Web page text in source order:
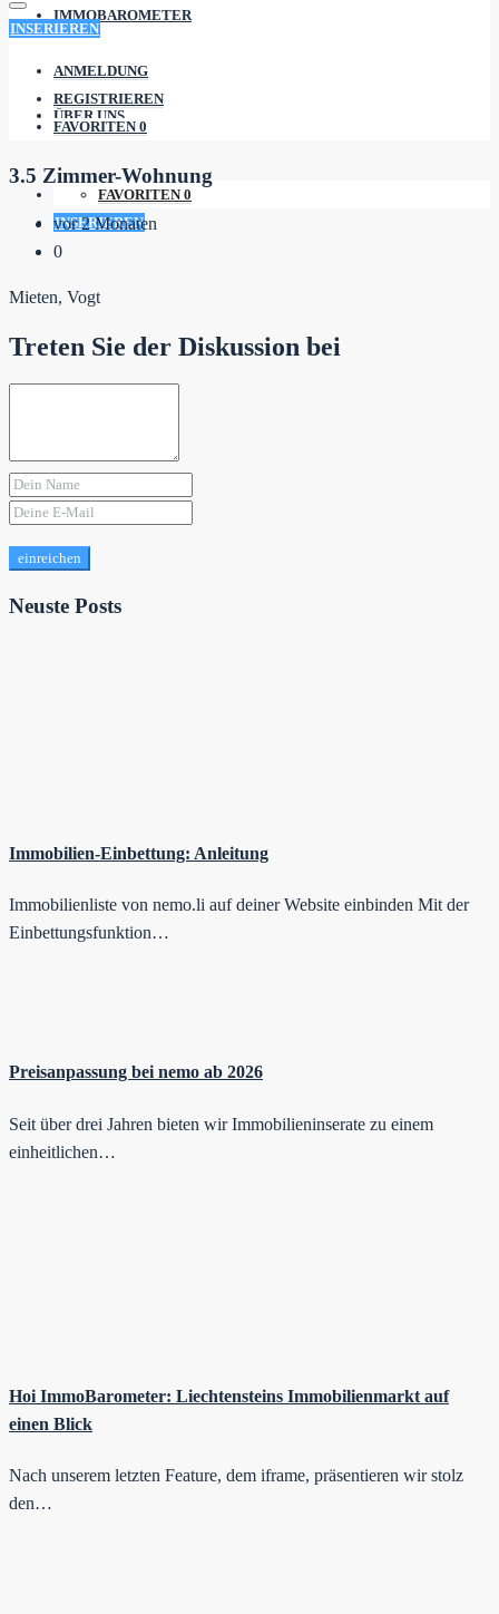
IMMOBAROMETER
ÜBER UNS
FAVORITEN 0
INSERIEREN
INSERIEREN
ANMELDUNG
REGISTRIEREN
FAVORITEN 0
3.5 Zimmer-Wohnung
vor 2 Monaten
0
Mieten, Vogt
Treten Sie der Diskussion bei
einreichen
Neuste Posts
Immobilien-Einbettung: Anleitung
Immobilienliste von nemo.li auf deiner Website einbinden Mit der
Einbettungsfunktion…
Preisanpassung bei nemo ab 2026
Seit über drei Jahren bieten wir Immobilieninserate zu einem
einheitlichen…
Hoi ImmoBarometer: Liechtensteins Immobilienmarkt auf
einen Blick
Nach unserem letzten Feature, dem iframe, präsentieren wir stolz
den…